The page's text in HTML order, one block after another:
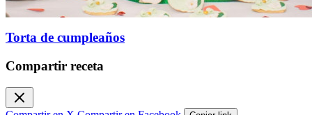
Torta de cumpleaños
Compartir receta